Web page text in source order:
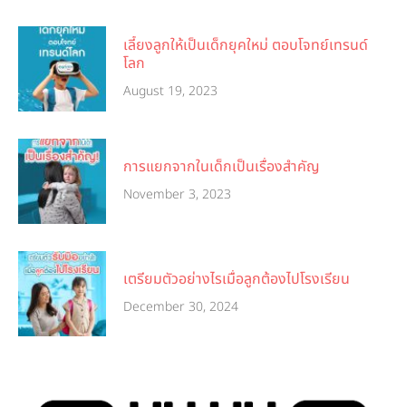
เลี้ยงลูกให้เป็นเด็กยุคใหม่ ตอบโจทย์เทรนด์
โลก
August 19, 2023
การแยกจากในเด็กเป็นเรื่องสำคัญ
November 3, 2023
เตรียมตัวอย่างไรเมื่อลูกต้องไปโรงเรียน
December 30, 2024